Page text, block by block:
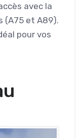
avec la
(A75 et A89).
pour vos